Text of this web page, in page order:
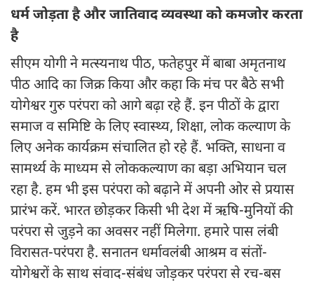
धर्म जोड़ता है और जातिवाद व्यवस्था को कमजोर करता
है
सीएम योगी ने मत्स्यनाथ पीठ, फतेहपुर में बाबा अमृतनाथ
पीठ आदि का जिक्र किया और कहा कि मंच पर बैठे सभी
योगेश्वर गुरु परंपरा को आगे बढ़ा रहे हैं. इन पीठों के द्वारा
समाज व समिष्टि के लिए स्वास्थ्य, शिक्षा, लोक कल्याण के
लिए अनेक कार्यक्रम संचालित हो रहे हैं. भक्ति, साधना व
सामर्थ्य के माध्यम से लोककल्याण का बड़ा अभियान चल
रहा है. हम भी इस परंपरा को बढ़ाने में अपनी ओर से प्रयास
प्रारंभ करें. भारत छोड़कर किसी भी देश में ऋषि-मुनियों की
परंपरा से जुड़ने का अवसर नहीं मिलेगा. हमारे पास लंबी
विरासत-परंपरा है. सनातन धर्मावलंबी आश्रम व संतों-
योगेश्वरों के साथ संवाद-संबंध जोड़कर परंपरा से रच-बस